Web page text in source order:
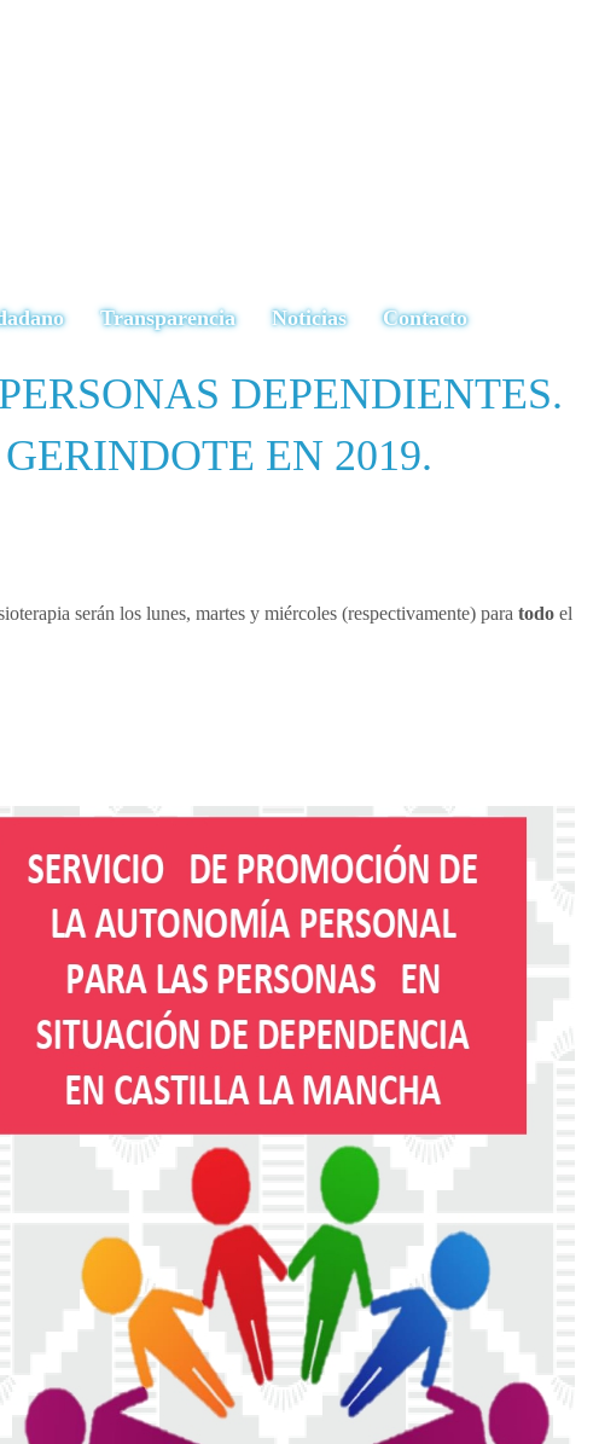
Transparencia Noticias Contacto
DEPENDIENTES.
EN 2019.
serán los lunes, martes y miércoles (respectivamente) para todoel